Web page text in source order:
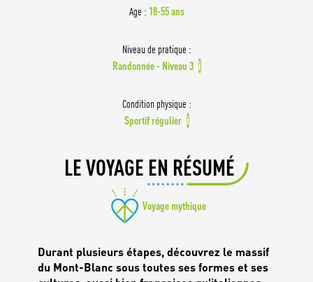
Age : 18-55 ans
Niveau de pratique :
Randonnée - Niveau 3 i
Condition physique :
Sportif régulier i
LE VOYAGE EN RÉSUMÉ
Voyage mythique
Durant plusieurs étapes, découvrez le massif
du Mont-Blanc sous toutes ses formes et ses